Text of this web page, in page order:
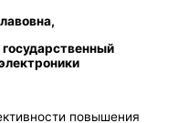
повышения